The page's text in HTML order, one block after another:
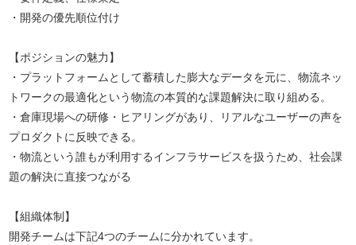
・開発の優先順位付け
【ポジションの魅力】
・プラットフォームとして蓄積した膨大なデータを元に、物流ネッ
トワークの最適化という物流の本質的な課題解決に取り組める。
・倉庫現場への研修・ヒアリングがあり、リアルなユーザーの声を
プロダクトに反映できる。
・物流という誰もが利用するインフラサービスを扱うため、社会課
題の解決に直接つながる
【組織体制】
開発チームは下記4つのチームに分かれています。